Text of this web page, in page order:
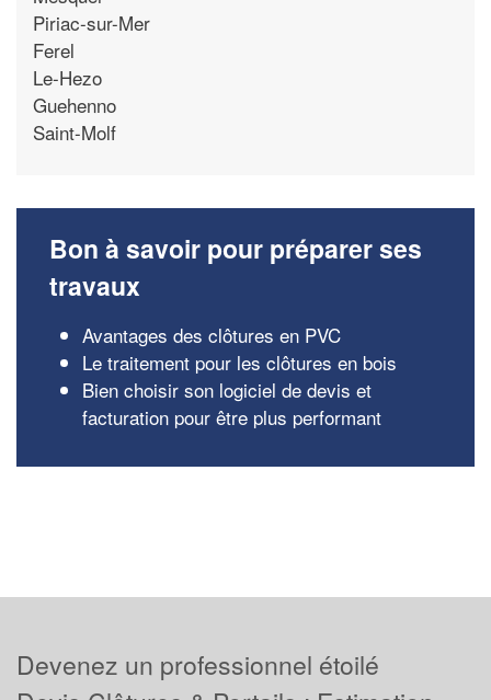
Piriac-sur-Mer
Ferel
Le-Hezo
Guehenno
Saint-Molf
Bon à savoir pour préparer ses
travaux
Avantages des clôtures en PVC
Le traitement pour les clôtures en bois
Bien choisir son logiciel de devis et
facturation pour être plus performant
Devenez un professionnel étoilé